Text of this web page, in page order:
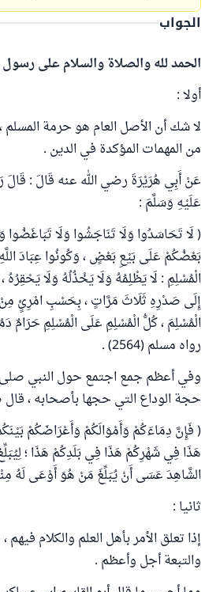
الجواب
الحمد لله والصلاة والسلام على رسول
أولا :
لا شك أن الأصل العام هو حرمة
من المهمات المؤكدة في الدين .
عَنْ أَبِي هُرَيْرَةَ رضي الله عنه قَالَ : قَالَ
عَلَيْهِ وَسَلَّمَ :
( لَا تَحَاسَدُوا وَلَا تَنَاجَشُوا وَلَا تَبَاغَضُوا
بَعْضُكُمْ عَلَى بَيْعِ بَعْضٍ ، وَكُونُوا عِبَادَ
الْمُسْلِمِ : لَا يَظْلِمُهُ وَلَا يَخْذُلُهُ وَلَا يَحْقِرُهُ
إِلَى صَدْرِهِ ثَلَاثَ مَرَّاتٍ ، بِحَسْبِ امْرِئٍ مِنْ
الْمُسْلِمَ ، كُلُّ الْمُسْلِمِ عَلَى الْمُسْلِمِ حَرَامٌ
رواه مسلم (2564) .
وفي أعظم جمع اجتمع حول النبي صلى
حجة الوداع التي حجها بأصحابه ،
( فَإِنَّ دِمَاءَكُمْ وَأَمْوَالَكُمْ وَأَعْرَاضَكُمْ
هَذَا فِي شَهْرِكُمْ هَذَا فِي بَلَدِكُمْ هَذَا ؛
الشَّاهِدَ عَسَى أَنْ يُبَلِّغَ مَنْ هُوَ أَوْعَى لَهُ
ثانيا :
إذا تعلق الأمر بأهل العلم والكلام فيهم
والتبعة أجل وأعظم .